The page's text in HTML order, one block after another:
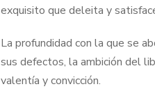
exquisito que deleita y
La profundidad con la que se
sus defectos, la ambición del
valentía y convicción.